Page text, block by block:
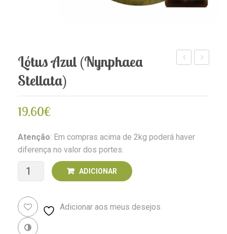
Lótus Azul (Nynphaea
Stellata)
19.60€
Atenção: Em compras acima de 2kg poderá haver
diferença no valor dos portes.
Quantidade
Lótus
Azul
ADICIONAR
Adicionar aos meus desejos